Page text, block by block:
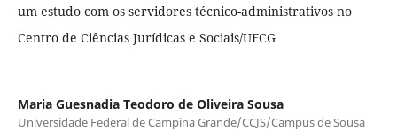
um estudo com os servidores técnico-administrativos no
Centro de Ciências Jurídicas e Sociais/UFCG
Maria Guesnadia Teodoro de Oliveira Sousa
Universidade Federal de Campina Grande/CCJS/Campus de Sousa